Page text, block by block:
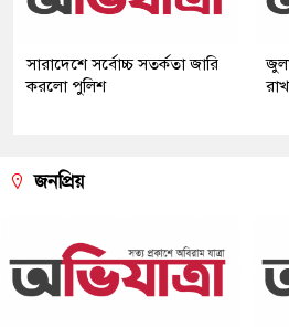
সারাদেশে সর্বোচ্চ সতর্কতা জারি
করলো পুলিশ
জনপ্রিয়